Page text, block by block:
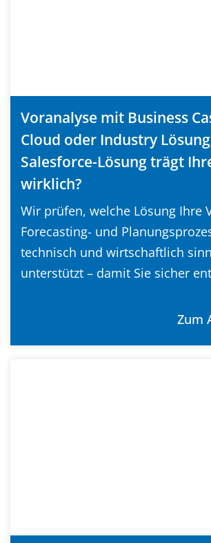
Voranalyse mit Business
Cloud oder Industry
Salesforce-Lösung trägt
wirklich?
Wir prüfen, welche Lösung Ihre
Forecasting- und
technisch und wirtschaftlich
unterstützt – damit Sie sicher
Zum